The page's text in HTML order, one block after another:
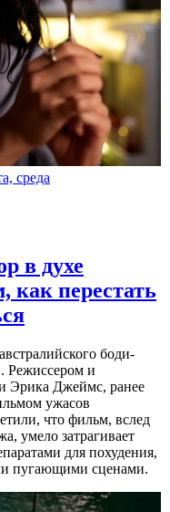
среда
в духе
как перестать
боди-
Режиссером и
Эрика Джеймс, ранее
ужасов
что фильм, вслед
умело затрагивает
для похудения,
пугающими сценами.